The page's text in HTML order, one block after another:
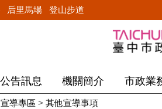
后里馬場 登山步道
公告訊息 機關簡介 市政業
宣導專區 > 其他宣導事項